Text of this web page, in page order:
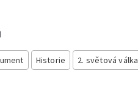
Historie
2. světová válka